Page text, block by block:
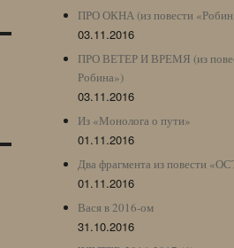
ПРО ОКНА (из повести
03.11.2016
ПРО ВЕТЕР И ВРЕМЯ (из
Робина»)
03.11.2016
Из «Монолога о пути»
01.11.2016
Два фрагмента из повести
01.11.2016
Вася в 2016-ом
31.10.2016